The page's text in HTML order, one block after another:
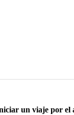
un viaje por el